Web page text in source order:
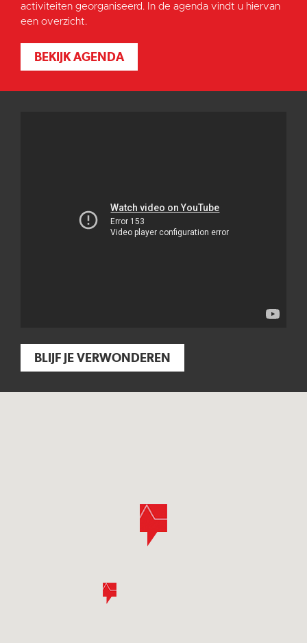
activiteiten georganiseerd. In de agenda vindt u hiervan
een overzicht.
BEKIJK AGENDA
BLIJF JE VERWONDEREN